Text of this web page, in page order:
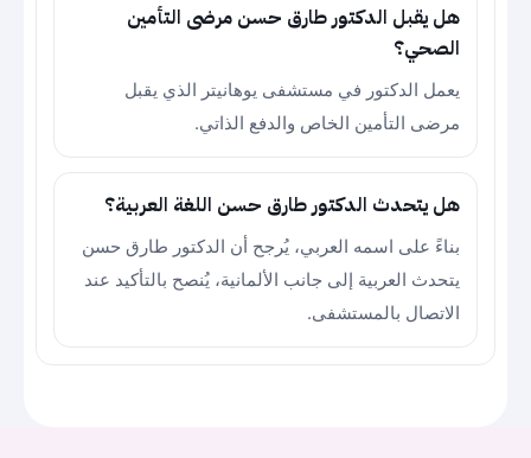
هل يقبل الدكتور طارق حسن مرضى التأمين
الصحي؟
يعمل الدكتور في مستشفى يوهانيتر الذي يقبل
مرضى التأمين الخاص والدفع الذاتي.
هل يتحدث الدكتور طارق حسن اللغة العربية؟
بناءً على اسمه العربي، يُرجح أن الدكتور طارق حسن
يتحدث العربية إلى جانب الألمانية، يُنصح بالتأكيد عند
الاتصال بالمستشفى.